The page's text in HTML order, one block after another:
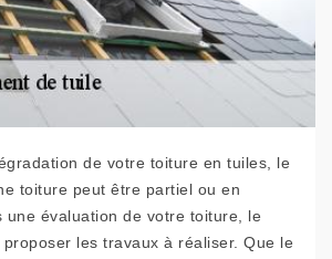
de votre toiture en tuiles, le
toiture peut être partiel ou en
une évaluation de votre toiture, le
les travaux à réaliser. Que le